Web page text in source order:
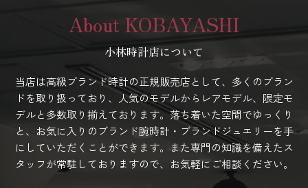
About KOBAYASHI
小林時計店について
当店は高級ブランド時計の正規販売店として、多くのブラン
ドを取り扱っており、人気のモデルからレアモデル、限定モ
デルと多数取り揃えております。落ち着いた空間でゆっくり
と、お気に入りのブランド腕時計・ブランドジュエリーを手
にしていただくことができます。また専門の知識を備えたス
タッフが常駐しておりますので、お気軽にご相談ください。